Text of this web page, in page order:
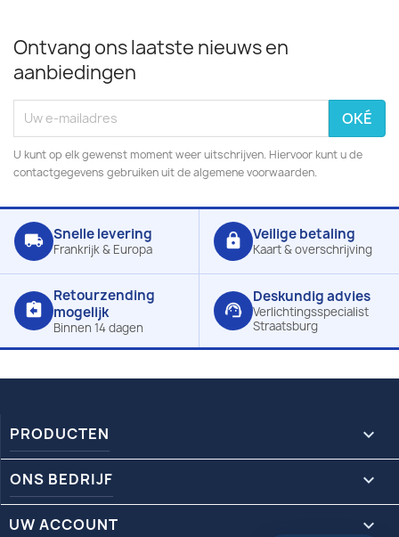
Ontvang ons laatste nieuws en
aanbiedingen
U kunt op elk gewenst moment weer uitschrijven. Hiervoor kunt u de
contactgegevens gebruiken uit de algemene voorwaarden.
local_shipping Snelle levering
Frankrijk & Europa lock Veilige betaling
Kaart & overschrijving
assignment_return
Retourzending
mogelijk
Binnen 14 dagen
support_agent
Deskundig advies
Verlichtingsspecialist
Straatsburg
PRODUCTEN 
ONS BEDRIJF 
UW ACCOUNT 